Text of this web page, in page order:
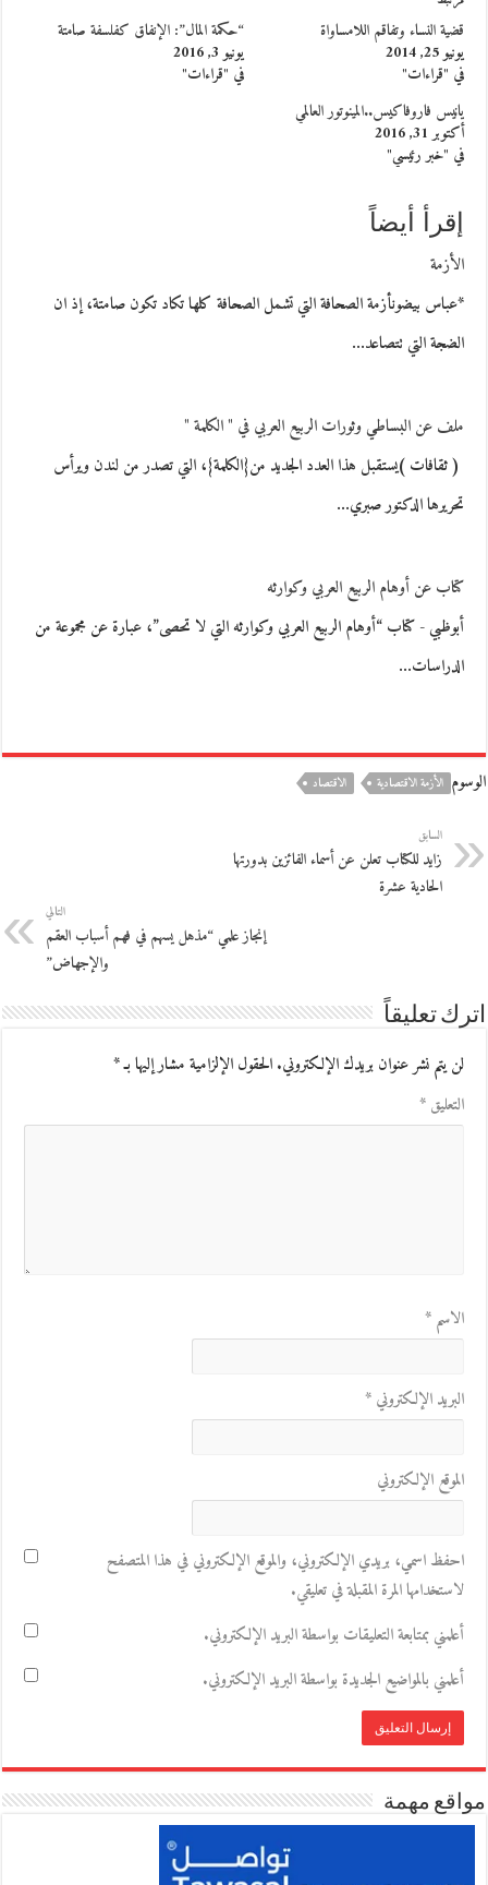
قضية النساء وتفاقم اللامساواة
يونيو 25, 2014
في "قراءات"
“حكمة المال”: الإنفاق كفلسفة صامتة
يونيو 3, 2016
في "قراءات"
يانيس فاروفاكيس..المينوتور العالمي
أكتوبر 31, 2016
في "خبر رئيسي"
إقرأ أيضاً
الأزمة
*عباس بيضونأزمة الصحافة التي تشمل الصحافة كلها تكاد تكون صامتة، إذ ان
الضجة التي تتصاعد…
ملف عن البساطي وثورات الربيع العربي في " الكلمة "
( ثقافات )يستقبل هذا العدد الجديد من{الكلمة}، التي تصدر من لندن ويرأس
تحريرها الدكتور صبري…
كتاب عن أوهام الربيع العربي وكوارثه
أبوظبي - كتاب “أوهام الربيع العربي وكوارثه التي لا تحصى”، عبارة عن مجموعة من
الدراسات…
الوسوم الأزمة الاقتصادية الاقتصاد
السابق
زايد للكتاب تعلن عن أسماء الفائزين بدورتها
الحادية عشرة
التالي
إنجاز علمي “مذهل يسهم في فهم أسباب العقم
والإجهاض”
اترك تعليقاً
لن يتم نشر عنوان بريدك الإلكتروني.الحقول الإلزامية مشار إليها بـ*
التعليق*
الاسم*
البريد الإلكتروني*
الموقع الإلكتروني
احفظ اسمي، بريدي الإلكتروني، والموقع الإلكتروني في هذا المتصفح
لاستخدامها المرة المقبلة في تعليقي.
أعلمني بمتابعة التعليقات بواسطة البريد الإلكتروني.
أعلمني بالمواضيع الجديدة بواسطة البريد الإلكتروني.
مواقع مهمة